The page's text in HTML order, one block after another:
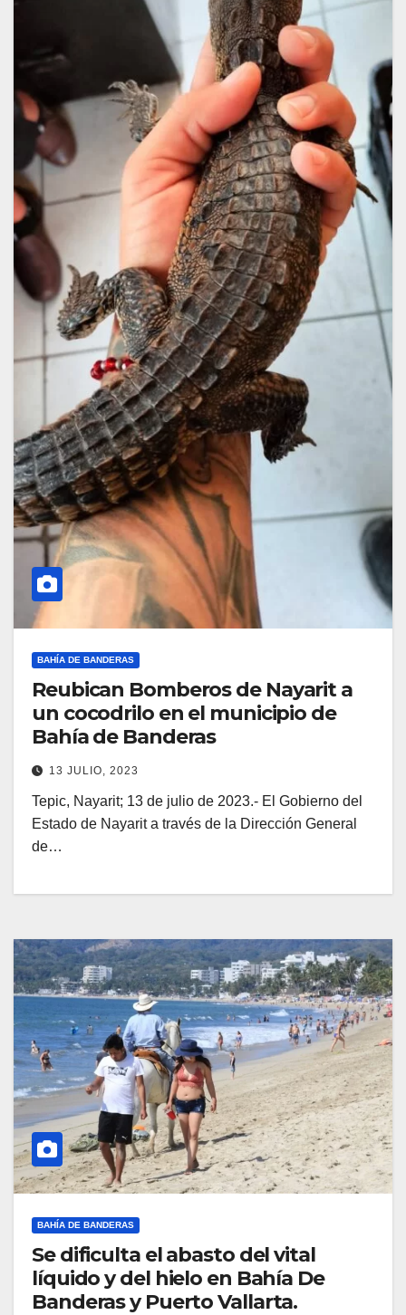
BAHÍA DE BANDERAS
Reubican Bomberos de Nayarit a
un cocodrilo en el municipio de
Bahía de Banderas
13 JULIO, 2023
Tepic, Nayarit; 13 de julio de 2023.- El Gobierno del
Estado de Nayarit a través de la Dirección General
de…
BAHÍA DE BANDERAS
Se dificulta el abasto del vital
líquido y del hielo en Bahía De
Banderas y Puerto Vallarta.